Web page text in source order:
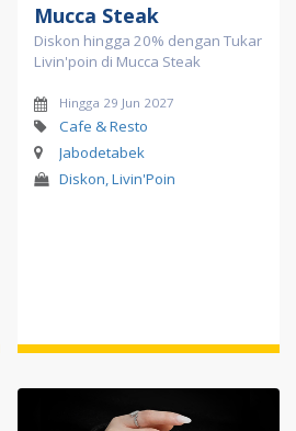
Mucca Steak
Diskon hingga 20% dengan Tukar
Livin'poin di Mucca Steak
Hingga 29 Jun 2027
Cafe & Resto
Jabodetabek
Diskon, Livin'Poin